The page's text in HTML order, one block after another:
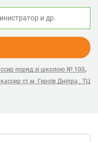
поряд зі школою № 100,
ст.м. Героїв Дніпра , ТЦ